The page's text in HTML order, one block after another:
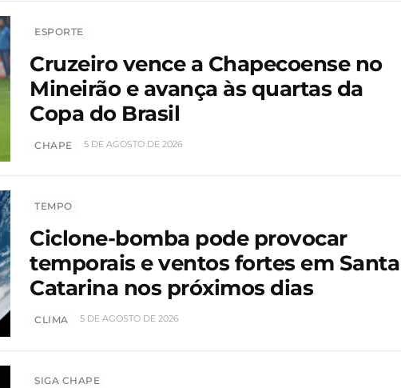
ESPORTE
Cruzeiro vence a Chapecoense no
Mineirão e avança às quartas da
Copa do Brasil
CHAPE 5 DE AGOSTO DE 2026
TEMPO
Ciclone-bomba pode provocar
temporais e ventos fortes em Santa
Catarina nos próximos dias
CLIMA 5 DE AGOSTO DE 2026
SIGA CHAPE